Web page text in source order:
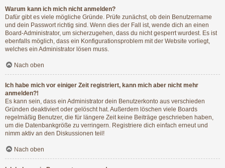
Warum kann ich mich nicht anmelden?
Dafür gibt es viele mögliche Gründe. Prüfe zunächst, ob dein Benutzername
und dein Passwort richtig sind. Wenn dies der Fall ist, wende dich an einen
Board-Administrator, um sicherzugehen, dass du nicht gesperrt wurdest. Es ist
ebenfalls möglich, dass ein Konfigurationsproblem mit der Website vorliegt,
welches ein Administrator lösen muss.
Nach oben
Ich habe mich vor einiger Zeit registriert, kann mich aber nicht mehr
anmelden?!
Es kann sein, dass ein Administrator dein Benutzerkonto aus verschieden
Gründen deaktiviert oder gelöscht hat. Außerdem löschen viele Boards
regelmäßig Benutzer, die für längere Zeit keine Beiträge geschrieben haben,
um die Datenbankgröße zu verringern. Registriere dich einfach erneut und
nimm aktiv an den Diskussionen teil!
Nach oben